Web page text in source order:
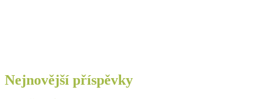
Nejnovější příspěvky